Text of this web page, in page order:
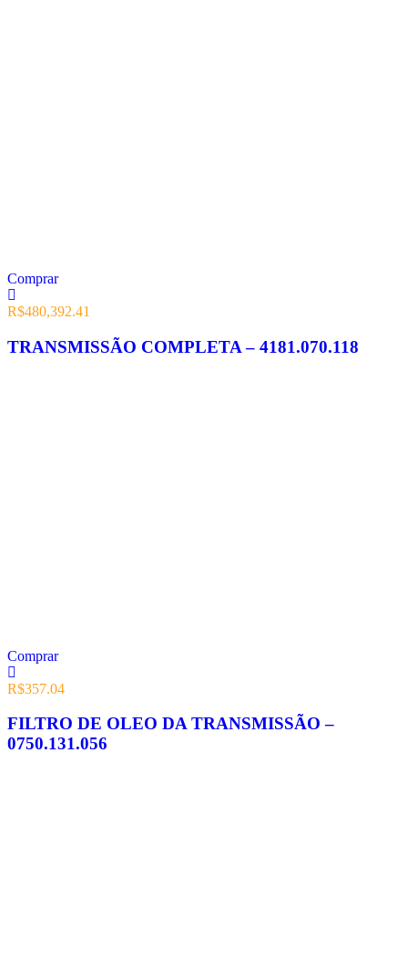
Comprar
R$480,392.41
TRANSMISSÃO COMPLETA – 4181.070.118
Comprar
R$357.04
FILTRO DE OLEO DA TRANSMISSÃO –
0750.131.056